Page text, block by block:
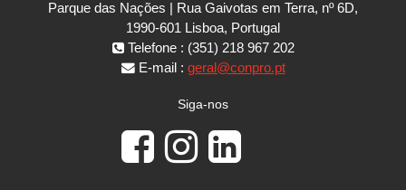
Parque das Nações | Rua Gaivotas em Terra, nº 6D,
1990-601 Lisboa, Portugal
Telefone : (351) 218 967 202
E-mail : geral@conpro.pt
Siga-nos